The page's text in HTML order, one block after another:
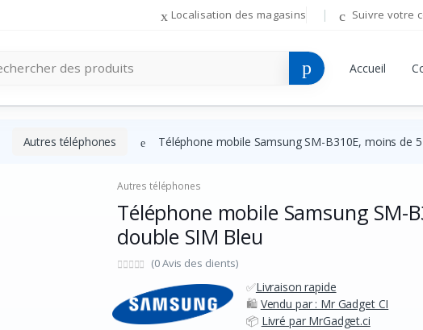
Localisation des magasins Suivre votre
Accueil
Autres téléphones Téléphone mobile Samsung SM-B310E, moins de
Autres téléphones
Téléphone mobile Samsung SM-
double SIM Bleu
(0 Avis des clients)
✅Livraison rapide
🛍️ Vendu par : Mr Gadget CI
📦 Livré par MrGadget.ci